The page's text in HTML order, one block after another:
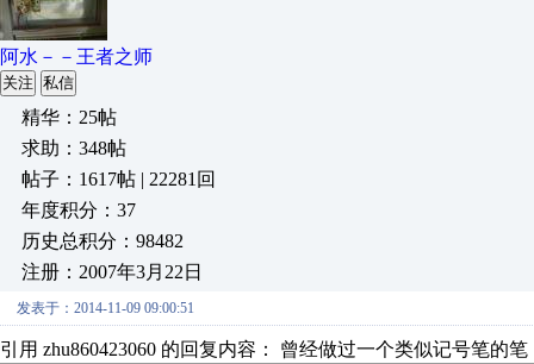
阿水－－王者之师
关注 私信
精华：25帖
求助：348帖
帖子：1617帖 | 22281回
年度积分：37
历史总积分：98482
注册：2007年3月22日
发表于：2014-11-09 09:00:51
引用 zhu860423060 的回复内容： 曾经做过一个类似记号笔的